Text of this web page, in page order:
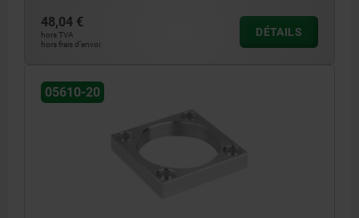
48,04 €
hors TVA
hors frais d’envoi
DÉTAILS
05610-20